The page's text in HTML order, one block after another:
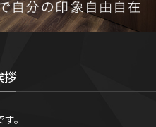
拶
。